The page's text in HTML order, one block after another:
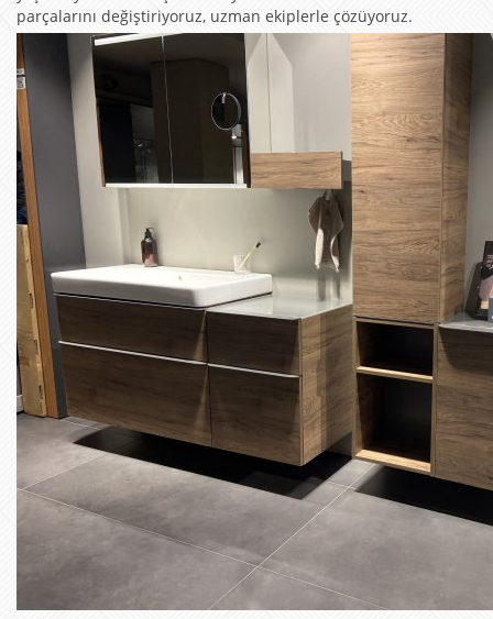
parçalarını değiştiriyoruz, uzman ekiplerle çözüyoruz.